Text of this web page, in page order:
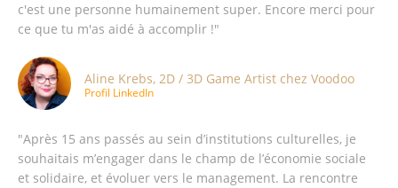
c'est une personne humainement super. Encore merci pour
ce que tu m'as aidé à accomplir !"
Aline Krebs, 2D / 3D Game Artist chez Voodoo
Profil LinkedIn
"Après 15 ans passés au sein d’institutions culturelles, je
souhaitais m’engager dans le champ de l’économie sociale
et solidaire, et évoluer vers le management. La rencontre